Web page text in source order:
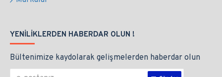
YENILIKLERDEN HABERDAR OLUN !
Bültenimize kaydolarak gelişmelerden haberdar olun